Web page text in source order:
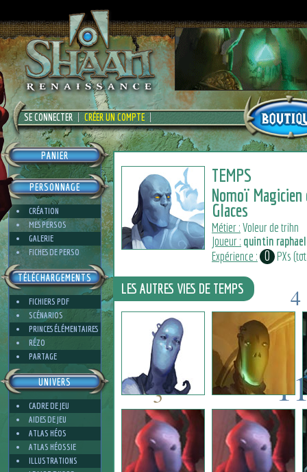
SE CONNECTER CRÉER UN COMPTE
PANIER
PERSONNAGE
CRÉATION
MES PERSOS
GALERIE
FICHES DE PERSO
TÉLÉCHARGEMENTS
FICHIERS PDF
SCÉNARIOS
PRINCES ÉLÉMENTAIRES
RÉZO
PARTAGE
UNIVERS
CADRE DE JEU
AIDES DE JEU
ATLAS HÉOS
ATLAS HÉOSSIE
ILLUSTRATIONS
TEMPS
Nomoï Magicien
Glaces
Métier :Voleur de trihn
Joueur : quintin raphael
Expérience : 0 PXs
11
6
6
3
4
4
LES AUTRES VIES DE TEMPS